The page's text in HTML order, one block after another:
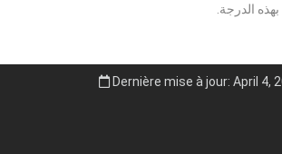
الدرجة.
Dernière mise à jour: April 4,